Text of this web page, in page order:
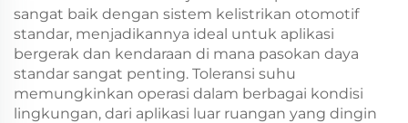
sangat baik dengan sistem kelistrikan otomotif
standar, menjadikannya ideal untuk aplikasi
bergerak dan kendaraan di mana pasokan daya
standar sangat penting. Toleransi suhu
memungkinkan operasi dalam berbagai kondisi
lingkungan, dari aplikasi luar ruangan yang dingin